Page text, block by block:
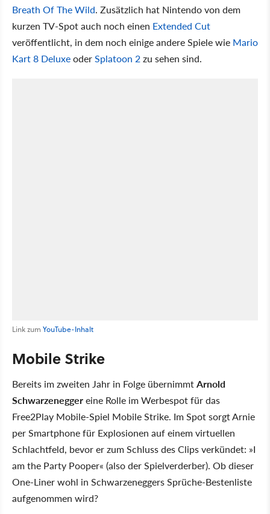
Breath Of The Wild. Zusätzlich hat Nintendo von dem
kurzen TV-Spot auch noch einen Extended Cut
veröffentlicht, in dem noch einige andere Spiele wie Mario
Kart 8 DeluxeoderSplatoon 2zu sehen sind.
Link zum YouTube-Inhalt
Mobile Strike
Bereits im zweiten Jahr in Folge übernimmtArnold
Schwarzeneggereine Rolle im Werbespot für das
Free2Play Mobile-Spiel Mobile Strike. Im Spot sorgt Arnie
per Smartphone für Explosionen auf einem virtuellen
Schlachtfeld, bevor er zum Schluss des Clips verkündet: »I
am the Party Pooper« (also der Spielverderber). Ob dieser
One-Liner wohl in Schwarzeneggers Sprüche-Bestenliste
aufgenommen wird?